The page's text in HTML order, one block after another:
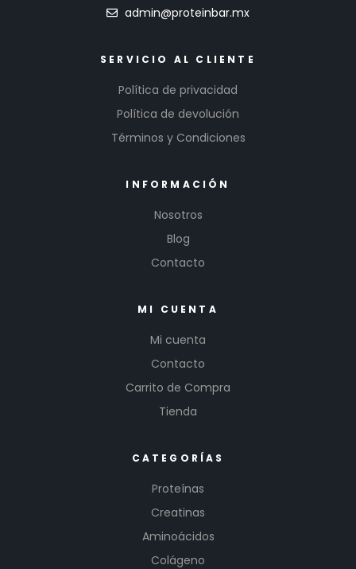
admin@proteinbar.mx
SERVICIO AL CLIENTE
Política de privacidad
Política de devolución
Términos y Condiciones
INFORMACIÓN
Nosotros
Blog
Contacto
MI CUENTA
Mi cuenta
Contacto
Carrito de Compra
Tienda
CATEGORÍAS
Proteínas
Creatinas
Aminoácidos
Colágeno